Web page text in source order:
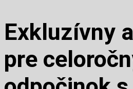
Exkluzívny
pre